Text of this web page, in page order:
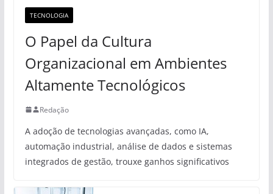
TECNOLOGIA
O Papel da Cultura
Organizacional em Ambientes
Altamente Tecnológicos
Redação
A adoção de tecnologias avançadas, como IA,
automação industrial, análise de dados e sistemas
integrados de gestão, trouxe ganhos significativos